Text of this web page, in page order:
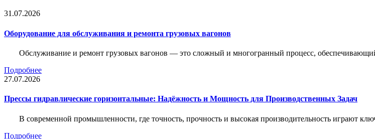
31.07.2026
Оборудование для обслуживания и ремонта грузовых вагонов
Обслуживание и ремонт грузовых вагонов — это сложный и многогранный процесс,
Подробнее
27.07.2026
Прессы гидравлические горизонтальные: Надёжность и Мощность для Производственных Задач
В современной промышленности, где точность, прочность и высокая производительность играют
Подробнее